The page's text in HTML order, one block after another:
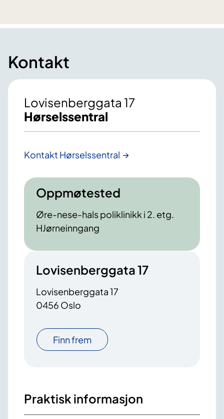
Kontakt
Lovisenberggata 17
Hørselssentral
Kontakt Hørselssentral
Oppmøtested
Øre-nese-hals poliklinikk i 2. etg.
HJørneinngang
Lovisenberggata 17
Lovisenberggata 17
0456 Oslo
Finn frem
Praktisk informasjon